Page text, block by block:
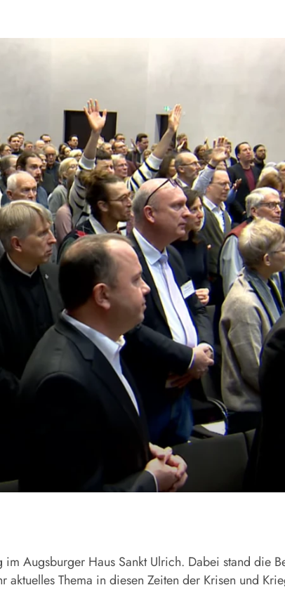
Augsburger Haus Sankt Ulrich. Dabei stand die
Thema in diesen Zeiten der Krisen und